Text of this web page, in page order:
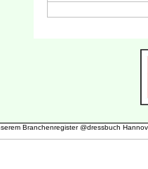
Branchenregister @dressbuch